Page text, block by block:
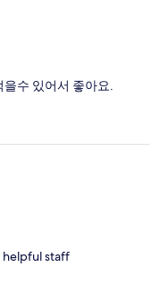
수 있어서 좋아요.
helpful staff